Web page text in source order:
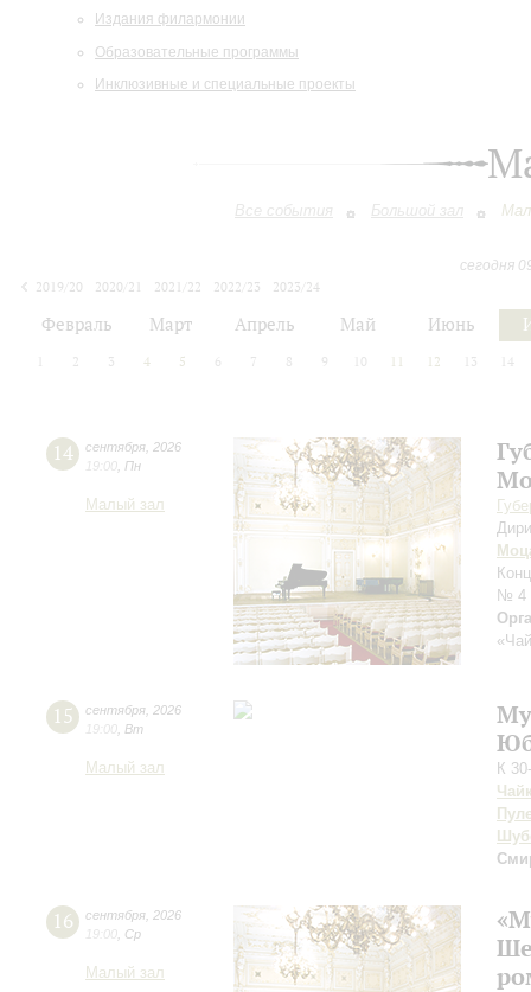
Издания филармонии
Образовательные программы
Инклюзивные и специальные проекты
Все события Большой зал
сегодня
2019/20
2020/21 2021/22 2022/23
2023/24
Февраль Март Апрель Май Июнь
2 3 4 5 6 7 8 9 10 11 12 13 14
14 сентября 2026
19:00 Пн
Малый зал
№ 4
15 сентября 2026
19:00 Вт
Малый зал
К
16 сентября 2026
19:00 Ср
Малый зал